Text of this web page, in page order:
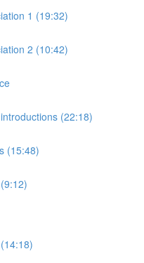
1 (19:32)
2 (10:42)
(22:18)
(15:48)